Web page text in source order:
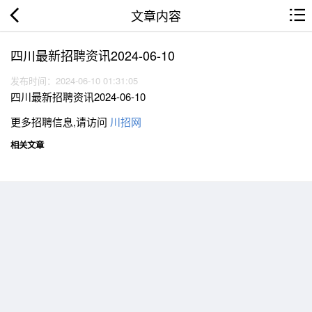
文章内容
四川最新招聘资讯2024-06-10
发布时间：2024-06-10 01:31:05
四川最新招聘资讯2024-06-10
更多招聘信息,请访问 川招网
相关文章